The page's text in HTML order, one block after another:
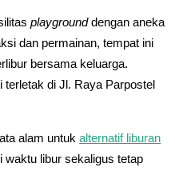
playgrounddengan aneka
dan permainan, tempat ini
bersama keluarga.
terletak di Jl. Raya Parpostel
alam untukalternatif liburan
waktu libur sekaligus tetap